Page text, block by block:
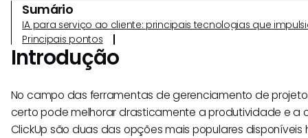
Sumário
IA para serviço ao cliente: principais tecnologias que
Principais pontos
Introdução
No campo das ferramentas de gerenciamento de
certo pode melhorar drasticamente a produtividade e a
ClickUp são duas das opções mais populares disponíveis